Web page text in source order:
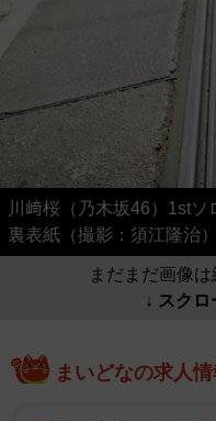
川﨑桜（乃木坂46）1st
裏表紙（撮影：須江隆治）
まだまだ画像は
↓ スク
まいどなの求人情